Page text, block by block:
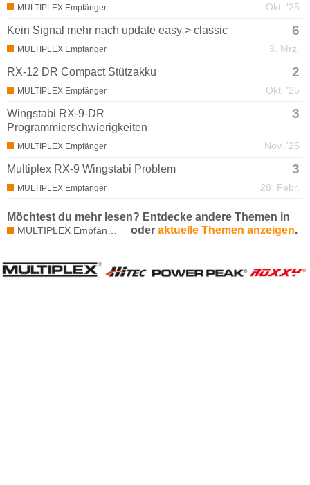
Okt. '25
MULTIPLEX Empfänger
Kein Signal mehr nach update easy > classic 6
3. Mrz.
MULTIPLEX Empfänger
RX-12 DR Compact Stützakku 2
Okt. '25
MULTIPLEX Empfänger
Wingstabi RX-9-DR
Programmierschwierigkeiten
3
Nov. '25
MULTIPLEX Empfänger
Multiplex RX-9 Wingstabi Problem 3
28. Febr.
MULTIPLEX Empfänger
Möchtest du mehr lesen? Entdecke andere Themen in
oder aktuelle Themen anzeigen.